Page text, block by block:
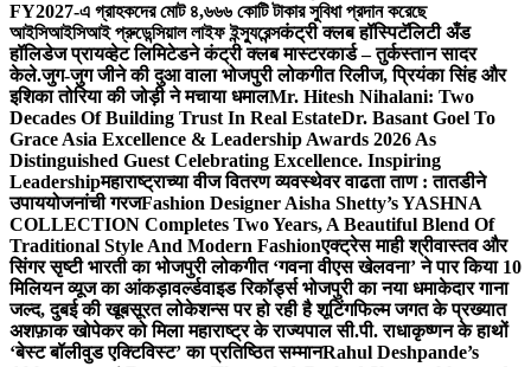
FY2027-এ গ্রাহকদের মোট ৪,৬৬৬ কোটি টাকার সুবিধা প্রদান করেছে
আইসিআইসিআই প্রুডেন্সিয়াল লাইফ ইন্স্যুরেন্সकंट्री क्लब हॉस्पिटॅलिटी अँड
हॉलिडेज प्रायव्हेट लिमिटेडने कंट्री क्लब मास्टरकार्ड – तुर्कस्तान सादर
केले.जुग-जुग जीने की दुआ वाला भोजपुरी लोकगीत रिलीज, प्रियंका सिंह और
इशिका तोरिया की जोड़ी ने मचाया धमालMr. Hitesh Nihalani: Two
Decades Of Building Trust In Real EstateDr. Basant Goel To
Grace Asia Excellence & Leadership Awards 2026 As
Distinguished Guest Celebrating Excellence. Inspiring
Leadershipमहाराष्ट्राच्या वीज वितरण व्यवस्थेवर वाढता ताण : तातडीने
उपाययोजनांची गरजFashion Designer Aisha Shetty’s YASHNA
COLLECTION Completes Two Years, A Beautiful Blend Of
Traditional Style And Modern Fashionएक्ट्रेस माही श्रीवास्तव और
सिंगर सृष्टी भारती का भोजपुरी लोकगीत ‘गवना वीएस खेलवना’ ने पार किया 10
मिलियन व्यूज का आंकड़ावर्ल्डवाइड रिकॉर्ड्स भोजपुरी का नया धमाकेदार गाना
जल्द, दुबई की खूबसूरत लोकेशन्स पर हो रही है शूटिंगफिल्म जगत के प्रख्यात
अशफ़ाक खोपेकर को मिला महाराष्ट्र के राज्यपाल सी.पी. राधाकृष्णन के हाथों
‘बेस्ट बॉलीवुड एक्टिविस्ट’ का प्रतिष्ठित सम्मानRahul Deshpande’s